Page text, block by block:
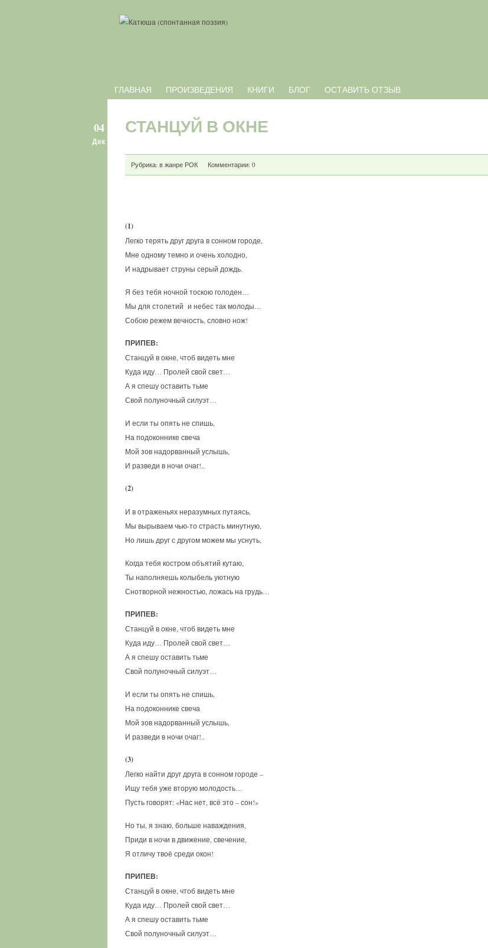
ГЛАВНАЯ ПРОИЗВЕДЕНИЯ КНИГИ БЛОГ ОСТАВИТЬ ОТЗЫВ
04
Дек
СТАНЦУЙ В ОКНЕ
Рубрика: в жанре РОК Комментарии: 0
(1)
Легко терять друг друга в сонном городе,
Мне одному темно и очень холодно,
И надрывает струны серый дождь.
Я без тебя ночной тоскою голоден…
Мы для столетий и небес так молоды…
Собою режем вечность, словно нож!
ПРИПЕВ:
Станцуй в окне, чтоб видеть мне
Куда иду… Пролей свой свет…
А я спешу оставить тьме
Свой полуночный силуэт…
И если ты опять не спишь,
На подоконнике свеча
Мой зов надорванный услышь,
И разведи в ночи очаг!..
(2)
И в отраженьях неразумных путаясь,
Мы вырываем чью-то страсть минутную,
Но лишь друг с другом можем мы уснуть,
Когда тебя костром объятий кутаю,
Ты наполняешь колыбель уютную
Снотворной нежностью, ложась на грудь…
ПРИПЕВ:
Станцуй в окне, чтоб видеть мне
Куда иду… Пролей свой свет…
А я спешу оставить тьме
Свой полуночный силуэт…
И если ты опять не спишь,
На подоконнике свеча
Мой зов надорванный услышь,
И разведи в ночи очаг!..
(3)
Легко найти друг друга в сонном городе –
Ищу тебя уже вторую молодость…
Пусть говорят: «Нас нет, всё это – сон!»
Но ты, я знаю, больше наваждения,
Приди в ночи в движение, свечение,
Я отличу твоё среди окон!
ПРИПЕВ:
Станцуй в окне, чтоб видеть мне
Куда иду… Пролей свой свет…
А я спешу оставить тьме
Свой полуночный силуэт…